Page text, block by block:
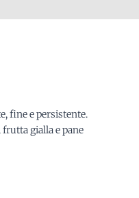
fine e persistente.
gialla e pane